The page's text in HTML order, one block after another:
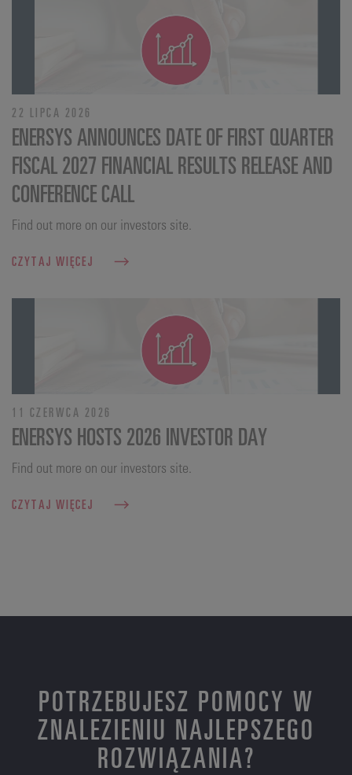
22 LIPCA 2026
ENERSYS ANNOUNCES DATE OF FIRST QUARTER
FISCAL 2027 FINANCIAL RESULTS RELEASE AND
CONFERENCE CALL
Find out more on our investors site.
CZYTAJ WIĘCEJ
11 CZERWCA 2026
ENERSYS HOSTS 2026 INVESTOR DAY
Find out more on our investors site.
CZYTAJ WIĘCEJ
POTRZEBUJESZ POMOCY W
ZNALEZIENIU NAJLEPSZEGO
ROZWIĄZANIA?